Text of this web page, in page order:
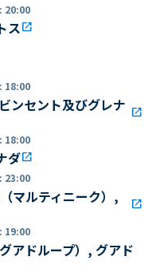
: 20:00
スopen_in_new
: 18:00
ンセント及びグレナ open_in_new
: 18:00
ダopen_in_new
: 23:00
マルティニーク）,
open_in_new
: 19:00
アドループ）, グアド